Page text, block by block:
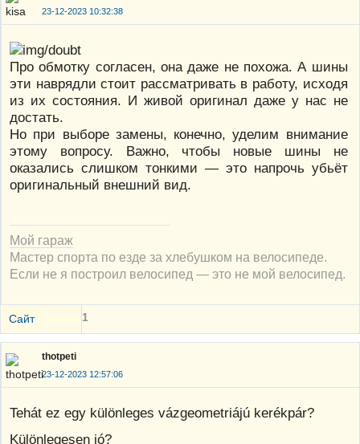
23-12-2023 10:32:38
Про обмотку согласен, она даже не похожа. А шины
эти наврядли стоит рассматривать в работу, исходя
из их состояния. И живой оригинал даже у нас не
достать.
Но при выборе замены, конечно, уделим внимание
этому вопросу. Важно, чтобы новые шины не
оказались слишком тонкими — это напрочь убьёт
оригинальный внешний вид.
Мой гараж
Мастер спорта по езде за хлебушком на велосипеде.
Если не я построил велосипед — это не мой велосипед.
Сайт 1
thotpeti
23-12-2023 12:57:06
Tehát ez egy különleges vázgeometriájú kerékpár?
Különlegesen jó?